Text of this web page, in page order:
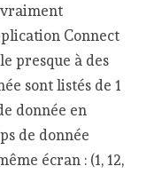
vraiment
Connect
presque à des
sont listés de 1
donnée en
de donnée
écran : (1, 12,